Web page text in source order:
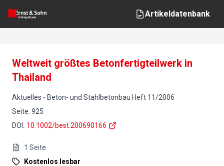
Artikeldatenbank
Weltweit größtes Betonfertigteilwerk in
Thailand
Aktuelles - Beton- und Stahlbetonbau Heft 11/2006
Seite: 925
DOI : 10.1002/best.200690166
1 Seite
Kostenlos lesbar